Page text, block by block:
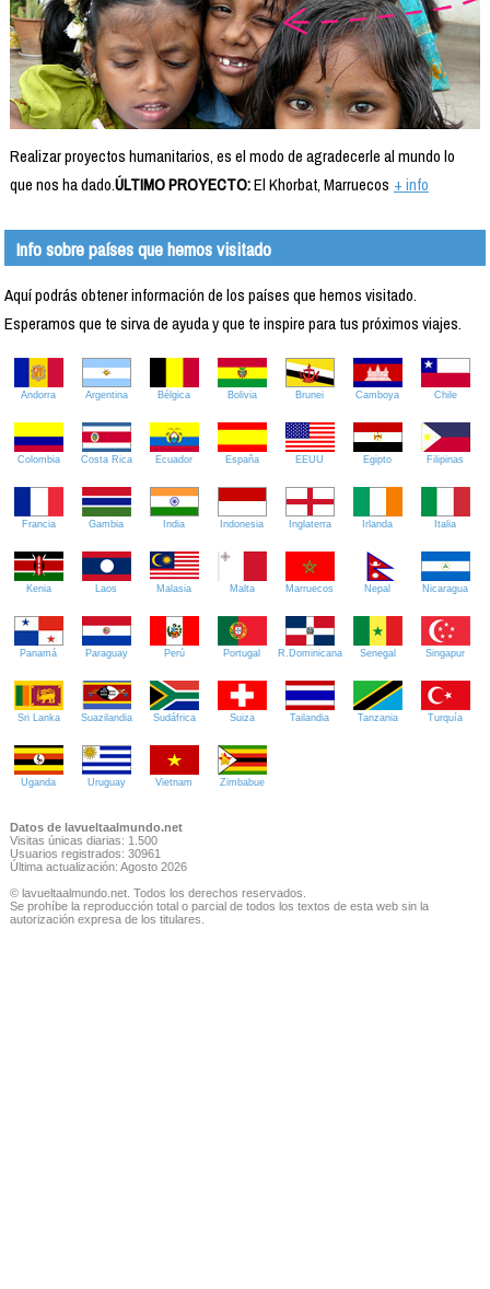
Realizar proyectos humanitarios, es el modo de agradecerle al mundo lo
que nos ha dado.ÚLTIMO PROYECTO:El Khorbat, Marruecos + info
Info sobre países que hemos visitado
Aquí podrás obtener información de los países que hemos visitado.
Esperamos que te sirva de ayuda y que te inspire para tus próximos viajes.
Andorra Argentina Bélgica Bolivia Brunei Camboya Chile
Colombia Costa Rica Ecuador España EEUU Egipto Filipinas
Francia Gambia India Indonesia Inglaterra Irlanda Italia
Kenia Laos Malasia Malta Marruecos Nepal Nicaragua
Panamá Paraguay Perú Portugal R.Dominicana Senegal Singapur
Sri Lanka Suazilandia Sudáfrica Suiza Tailandia Tanzania Turquía
Uganda Uruguay Vietnam Zimbabue
Datos de lavueltaalmundo.net
Visitas únicas diarias: 1.500
Usuarios registrados: 30961
Última actualización: Agosto 2026
© lavueltaalmundo.net. Todos los derechos reservados.
Se prohíbe la reproducción total o parcial de todos los textos de esta web sin la
autorización expresa de los titulares.